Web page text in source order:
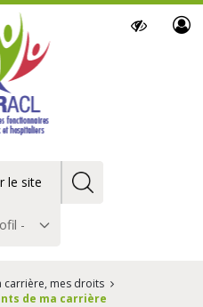
Paramètres
carrière, mes droits
de ma carrière